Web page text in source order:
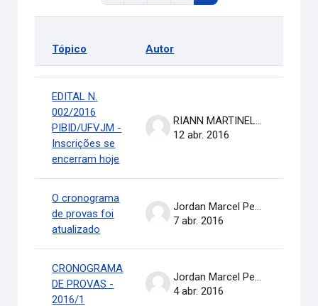
Status
Tópico Autor
EDITAL N.
002/2016
PIBID/UFVJM -
Inscrições se
encerram hoje
RIANN MARTINELLI BATISTA
12 abr. 2016
O cronograma
de provas foi
atualizado
Jordan Marcel Pereira
7 abr. 2016
CRONOGRAMA
DE PROVAS -
2016/1
Jordan Marcel Pereira
4 abr. 2016